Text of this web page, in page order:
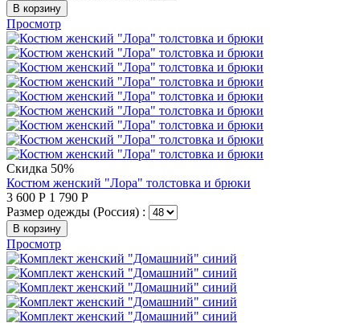
В корзину
Просмотр
Скидка 50%
Костюм женский "Лора" толстовка и брюки
3 600 Р 1 790 Р
Размер одежды (Россия) :
В корзину
Просмотр